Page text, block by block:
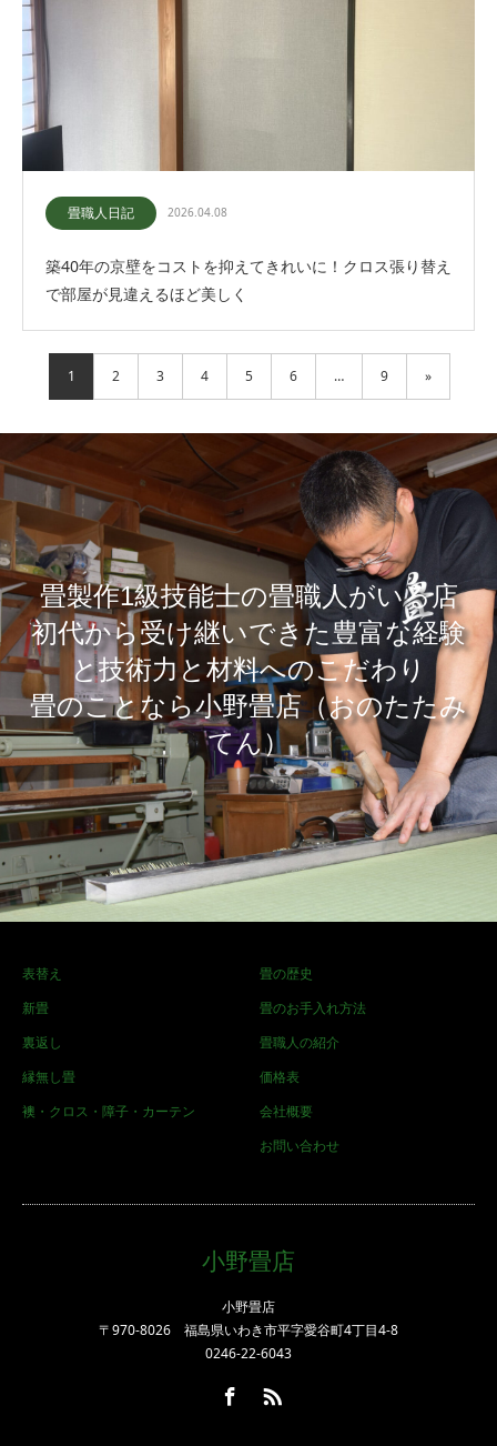
畳職人日記 2026.04.08
築40年の京壁をコストを抑えてきれいに！クロス張り替え
で部屋が見違えるほど美しく
1 2 3 4 5 6 … 9 »
畳製作1級技能士の畳職人がいる店
​初代から受け継いできた豊富な経験
と技術力と材料へのこだわり
畳のことなら小野畳店（おのたたみ
てん）
表替え
新畳
裏返し
縁無し畳
襖・クロス・障子・カーテン
畳の歴史
畳のお手入れ方法
畳職人の紹介
価格表
会社概要
お問い合わせ
小野畳店
小野畳店
〒970-8026 福島県いわき市平字愛谷町4丁目4-8
0246-22-6043